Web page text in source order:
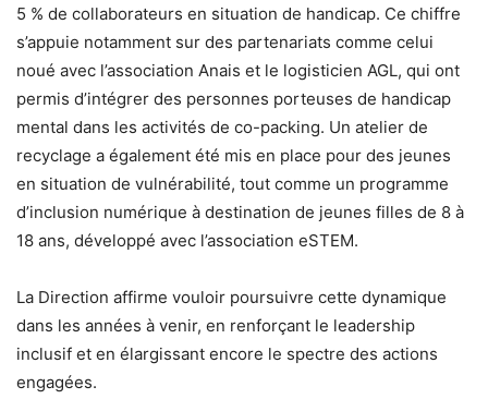
5 % de collaborateurs en situation de handicap. Ce chiffre
s’appuie notamment sur des partenariats comme celui
noué avec l’association Anais et le logisticien AGL, qui ont
permis d’intégrer des personnes porteuses de handicap
mental dans les activités de co-packing. Un atelier de
recyclage a également été mis en place pour des jeunes
en situation de vulnérabilité, tout comme un programme
d’inclusion numérique à destination de jeunes filles de 8 à
18 ans, développé avec l’association eSTEM.
La Direction affirme vouloir poursuivre cette dynamique
dans les années à venir, en renforçant le leadership
inclusif et en élargissant encore le spectre des actions
engagées.